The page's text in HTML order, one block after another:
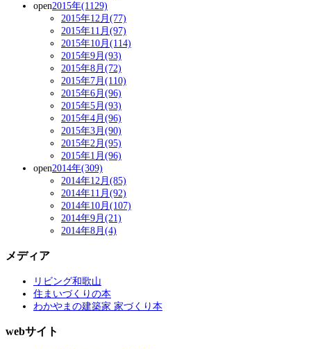
open2015年(1129)
2015年12月(77)
2015年11月(97)
2015年10月(114)
2015年9月(93)
2015年8月(72)
2015年7月(110)
2015年6月(96)
2015年5月(93)
2015年4月(96)
2015年3月(90)
2015年2月(95)
2015年1月(96)
open2014年(309)
2014年12月(85)
2014年11月(92)
2014年10月(107)
2014年9月(21)
2014年8月(4)
メディア
リビング和歌山
住まいづくりの本
わかやまの建築家 家づくり本
webサイト